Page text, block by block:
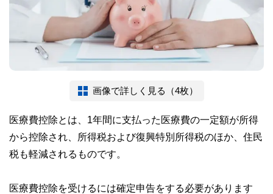
画像で詳しく見る（4枚）
医療費控除とは、1年間に支払った医療費の一定額が所得
から控除され、所得税および復興特別所得税のほか、住民
税も軽減されるものです。
医療費控除を受けるには確定申告をする必要があります